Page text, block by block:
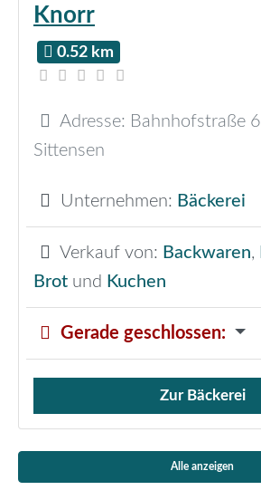
Knorr
0.52 km
Adresse: Bahnhofstraße 6
Sittensen
Unternehmen: Bäckerei
Verkauf von: Backwaren,
Brot und Kuchen
Gerade geschlossen:
Verkauf von Brötchen,
Zur Bäckerei
Alle anzeigen